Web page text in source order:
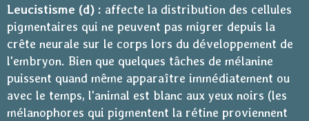
Leucistisme (d) : affecte la distribution des cellules
pigmentaires qui ne peuvent pas migrer depuis la
crête neurale sur le corps lors du développement de
l'embryon. Bien que quelques tâches de mélanine
puissent quand même apparaître immédiatement ou
avec le temps, l'animal est blanc aux yeux noirs (les
mélanophores qui pigmentent la rétine proviennent